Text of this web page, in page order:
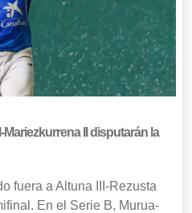
II disputarán la
fuera a Altuna III-Rezusta
En el Serie B, Murua-